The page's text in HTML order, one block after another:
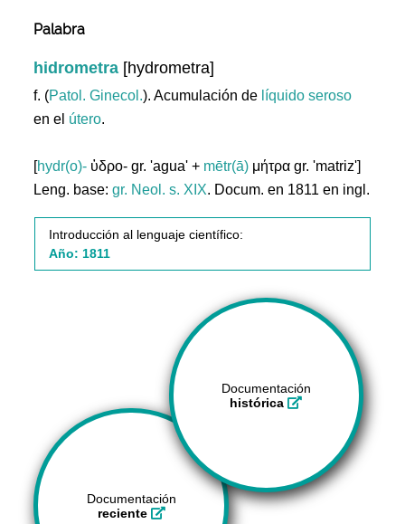
Palabra
hidrometra [hydrometra]
f. (Patol. Ginecol.). Acumulación de líquido seroso
en el útero.
[hydr(o)- ὑδρο- gr. 'agua' + mētr(ā) μήτρα gr. 'matriz']
Leng. base:gr. Neol. s. XIX. Docum. en 1811 en ingl.
Introducción al lenguaje científico:
Año: 1811
Documentación
histórica
Documentación
reciente